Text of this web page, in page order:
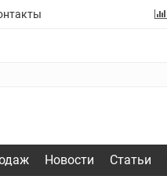
Новости Статьи